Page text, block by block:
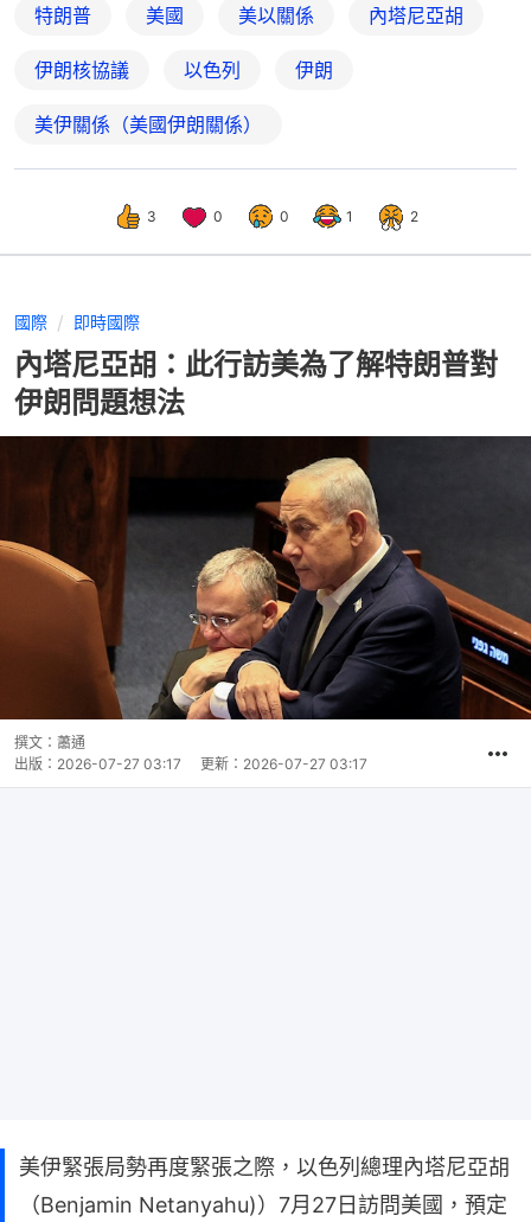
特朗普 美國 美以關係 內塔尼亞胡
伊朗核協議 以色列 伊朗
美伊關係（美國伊朗關係）
3 0 0 1 2
國際 即時國際
內塔尼亞胡：此行訪美為了解特朗普對
伊朗問題想法
撰文： 蕭通
出版： 2026-07-27 03:17 更新： 2026-07-27 03:17
美伊緊張局勢再度緊張之際，以色列總理內塔尼亞胡
（Benjamin Netanyahu)）7月27日訪問美國，預定